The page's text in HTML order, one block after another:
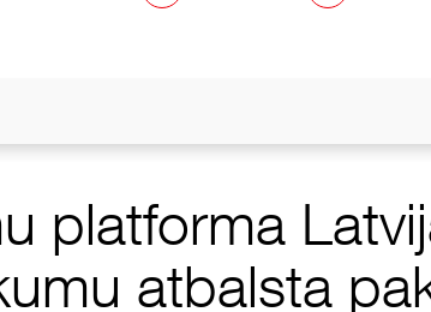
platforma
atbalsta